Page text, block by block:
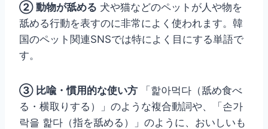
② 動物が舐める 犬や猫などのペットが人や物を
舐める行動を表すのに非常によく使われます。韓
国のペット関連SNSでは特によく目にする単語で
す。
③ 比喩・慣用的な使い方 「핥아먹다（舐め食べ
る・横取りする）」のような複合動詞や、「손가
락을 핥다（指を舐める）」のように、おいしいも